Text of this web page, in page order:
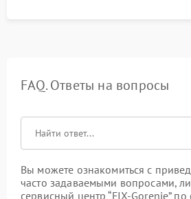
FAQ. Ответы на вопросы
Вы можете ознакомиться с
часто задаваемыми вопросами,
сервисный центр “FIX-Gorenje”